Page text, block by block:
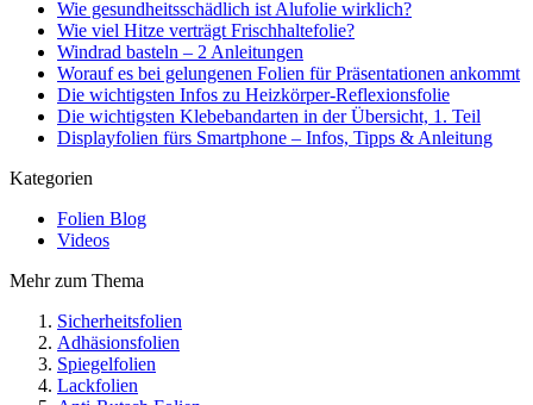
Wie gesundheitsschädlich ist Alufolie wirklich?
Wie viel Hitze verträgt Frischhaltefolie?
Windrad basteln – 2 Anleitungen
Worauf es bei gelungenen Folien für Präsentationen ankommt
Die wichtigsten Infos zu Heizkörper-Reflexionsfolie
Die wichtigsten Klebebandarten in der Übersicht, 1. Teil
Displayfolien fürs Smartphone – Infos, Tipps & Anleitung
Kategorien
Folien Blog
Videos
Mehr zum Thema
Sicherheitsfolien
Adhäsionsfolien
Spiegelfolien
Lackfolien